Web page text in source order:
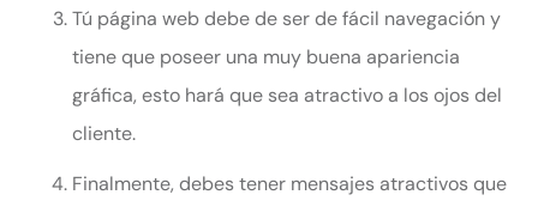
Tú página web debe de ser de fácil navegación y
tiene que poseer una muy buena apariencia
gráfica, esto hará que sea atractivo a los ojos del
cliente.
Finalmente, debes tener mensajes atractivos que